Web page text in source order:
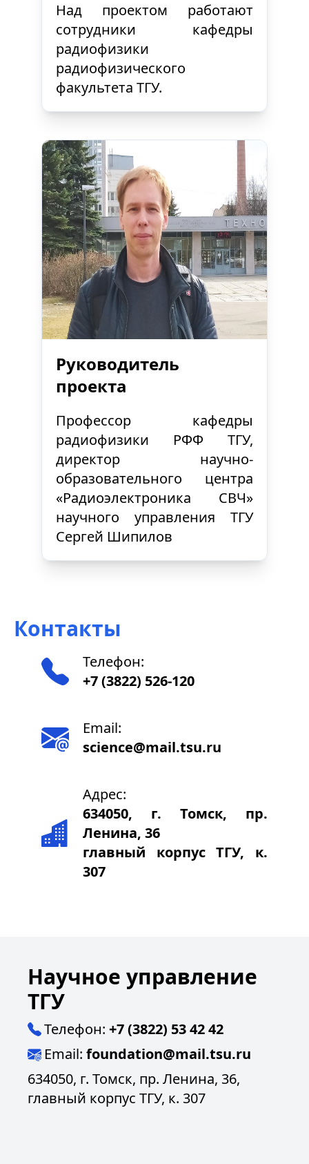
Над проектом работают
сотрудники кафедры
радиофизики
радиофизического
факультета ТГУ.
Руководитель
проекта
Профессор кафедры
радиофизики РФФ ТГУ,
директор научно-
образовательного центра
«Радиоэлектроника СВЧ»
научного управления ТГУ
Сергей Шипилов
Контакты
Телефон:
+7 (3822) 526-120
Email:
science@mail.tsu.ru
Адрес:
634050, г. Томск, пр.
Ленина, 36
главный корпус ТГУ, к.
307
Научное управление
ТГУ
Телефон: +7 (3822) 53 42 42
Email: foundation@mail.tsu.ru
634050, г. Томск, пр. Ленина, 36,
главный корпус ТГУ, к. 307